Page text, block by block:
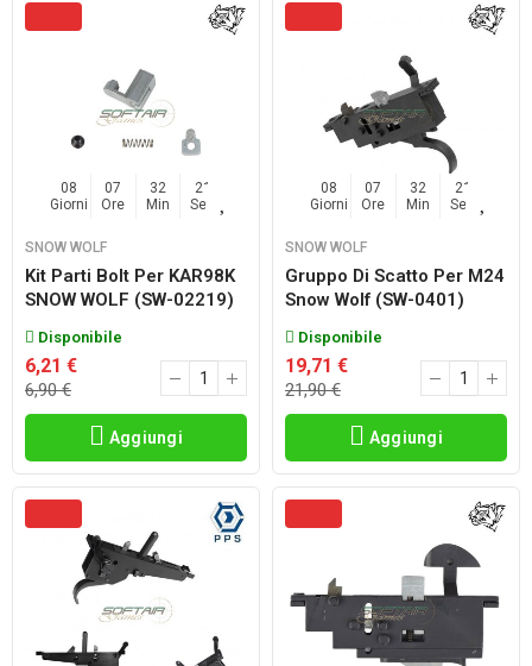
08
Giorni
07
Ore
32
Min
20
Sec
SNOW WOLF
Kit Parti Bolt Per KAR98K
SNOW WOLF (SW-02219)
Disponibile
6,21 €
6,90 €
Aggiungi
08
Giorni
07
Ore
32
Min
20
Sec
SNOW WOLF
Gruppo Di Scatto Per M24
Snow Wolf (SW-0401)
Disponibile
19,71 €
21,90 €
Aggiungi